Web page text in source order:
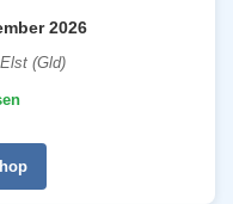
2026
(Gld)